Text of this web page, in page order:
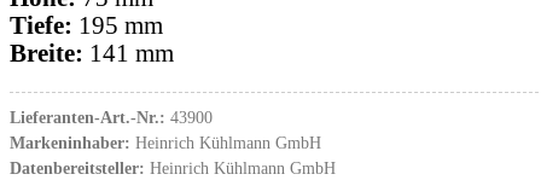
Tiefe: 195 mm
Breite: 141 mm
Lieferanten-Art.-Nr.: 43900
Markeninhaber: Heinrich Kühlmann GmbH
Datenbereitsteller: Heinrich Kühlmann GmbH